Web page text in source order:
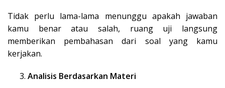
Tidak perlu lama-lama menunggu apakah jawaban
kamu benar atau salah, ruang uji langsung
memberikan pembahasan dari soal yang kamu
kerjakan.
Analisis Berdasarkan Materi